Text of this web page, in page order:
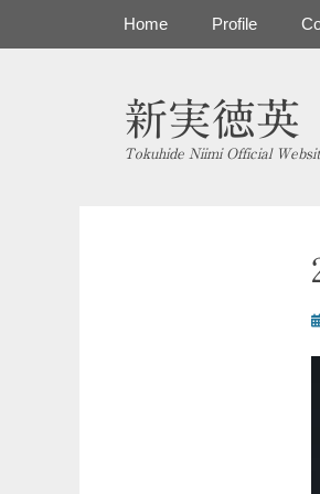
新実徳英
Tokuhide Niimi Official
メインメニュ
Home Profile